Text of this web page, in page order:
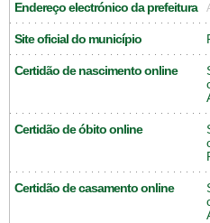
Endereço electrónico da prefeitura
Site oficial do município
Certidão de nascimento online
Certidão de óbito online
Certidão de casamento online